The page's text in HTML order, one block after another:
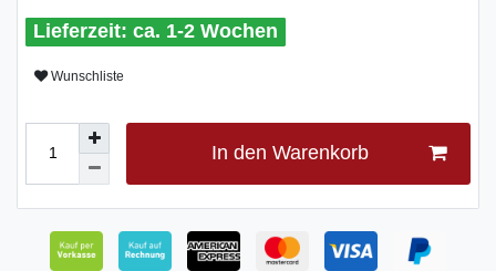
ca. 1-2 Wochen
Wunschliste
In den Warenkorb